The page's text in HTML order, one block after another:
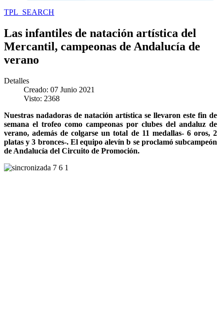
TPL_SEARCH
Las infantiles de natación artística del
Mercantil, campeonas de Andalucía de
verano
Detalles
Creado: 07 Junio 2021
Visto: 2368
Nuestras nadadoras de natación artística se llevaron este fin de
semana el trofeo como campeonas por clubes del andaluz de
verano, además de colgarse un total de 11 medallas- 6 oros, 2
platas y 3 bronces-. El equipo alevín b se proclamó subcampeón
de Andalucía del Circuito de Promoción.